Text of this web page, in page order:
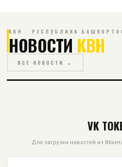
КВН · РЕСПУБЛИКА
НОВОСТИ КВН
ВСЕ НОВОСТИ →
VK
Для загрузки новостей из